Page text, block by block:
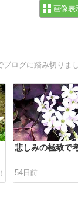
画像表
ログに踏み切りまし
悲しみの極致で
54日前